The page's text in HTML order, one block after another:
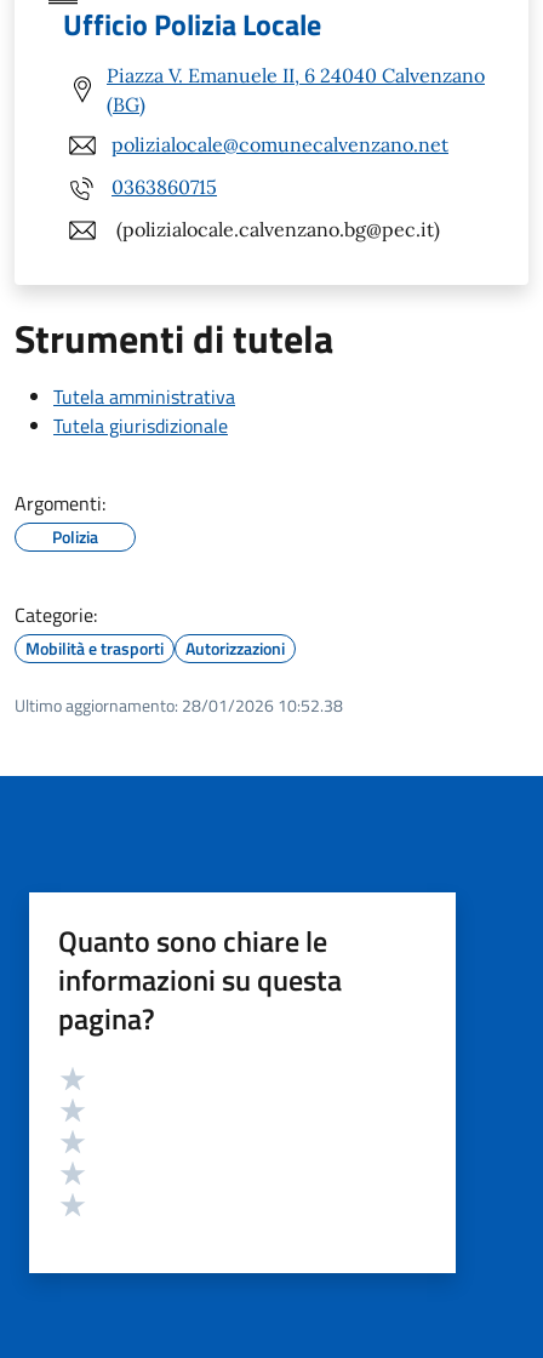
Ufficio Polizia Locale
Piazza V. Emanuele II, 6 24040 Calvenzano
(BG)
polizialocale@comunecalvenzano.net
0363860715
(polizialocale.calvenzano.bg@pec.it)
Strumenti di tutela
Tutela amministrativa
Tutela giurisdizionale
Argomenti:
Polizia
Categorie:
Mobilità e trasporti Autorizzazioni
Ultimo aggiornamento: 28/01/2026 10:52.38
Quanto sono chiare le
informazioni su questa
pagina?
Valutazione